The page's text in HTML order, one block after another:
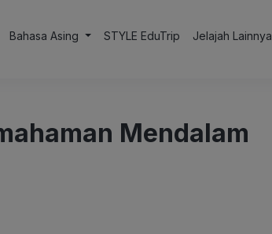
Bahasa Asing STYLE EduTrip Jelajah Lainnya
Mendalam